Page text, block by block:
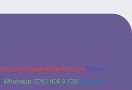
backlinkpaneli@gmail.com Teams:
Whatsapp: 0262 606 0 726 Telegram: